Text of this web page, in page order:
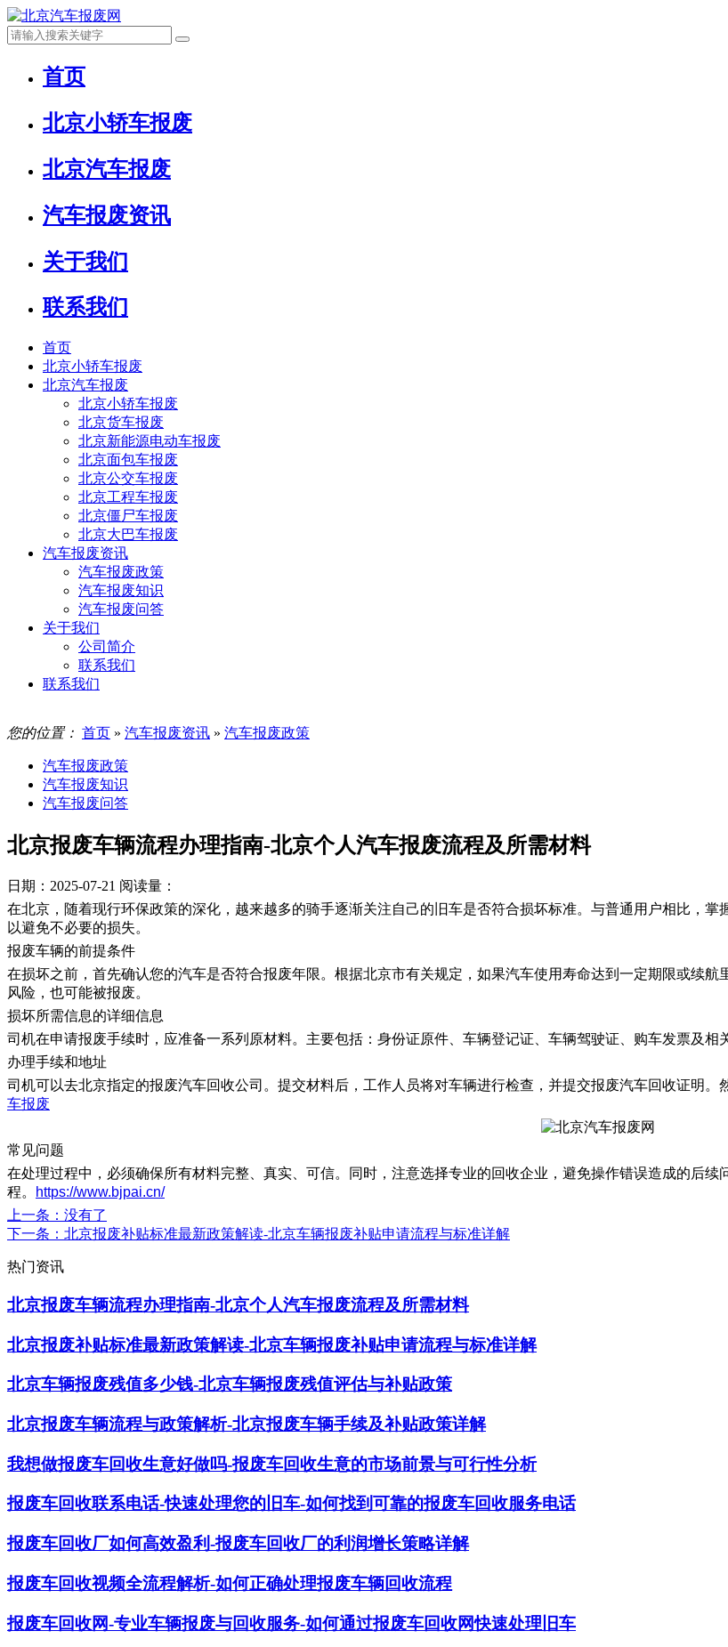
首页
北京小轿车报废
北京汽车报废
汽车报废资讯
关于我们
联系我们
首页
北京小轿车报废
北京汽车报废
北京小轿车报废
北京货车报废
北京新能源电动车报废
北京面包车报废
北京公交车报废
北京工程车报废
北京僵尸车报废
北京大巴车报废
汽车报废资讯
汽车报废政策
汽车报废知识
汽车报废问答
关于我们
公司简介
联系我们
联系我们
您的位置： 首页 » 汽车报废资讯 » 汽车报废政策
汽车报废政策
汽车报废知识
汽车报废问答
北京报废车辆流程办理指南-北京个人汽车报废流程及所需材料
日期：2025-07-21 阅读量：
在北京，随着现行环保政策的深化，越来越多的骑手逐渐关注自己的旧车是否符合损坏标准。与普通用户相比，
以避免不必要的损失。
报废车辆的前提条件
在损坏之前，首先确认您的汽车是否符合报废年限。根据北京市有关规定，如果汽车使用寿命达到一定期限或续
风险，也可能被报废。
损坏所需信息的详细信息
司机在申请报废手续时，应准备一系列原材料。主要包括：身份证原件、车辆登记证、车辆驾驶证、购车发票及
​办理手续和地址
司机可以去北京指定的报废汽车回收公司。提交材料后，工作人员将对车辆进行检查，并提交报废汽车回收证明。
车报废
常见问题
在处理过程中，必须确保所有材料完整、真实、可信。同时，注意选择专业的回收企业，避免操作错误造成的后
程。
https://www.bjpai.cn/
上一条 ：没有了
下一条 ：北京报废补贴标准最新政策解读-北京车辆报废补贴申请流程与标准详解
热门资讯
北京报废车辆流程办理指南-北京个人汽车报废流程及所需材料
北京报废补贴标准最新政策解读-北京车辆报废补贴申请流程与标准详解
北京车辆报废残值多少钱-北京车辆报废残值评估与补贴政策
北京报废车辆流程与政策解析-北京报废车辆手续及补贴政策详解
我想做报废车回收生意好做吗-报废车回收生意的市场前景与可行性分析
报废车回收联系电话-快速处理您的旧车-如何找到可靠的报废车回收服务电话
报废车回收厂如何高效盈利-报废车回收厂的利润增长策略详解
报废车回收视频全流程解析-如何正确处理报废车辆回收流程
报废车回收网-专业车辆报废与回收服务-如何通过报废车回收网快速处理旧车